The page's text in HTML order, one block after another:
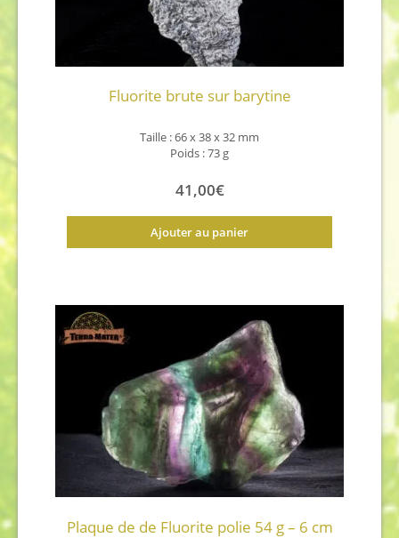
Fluorite brute sur barytine
Taille : 66 x 38 x 32 mm
Poids : 73 g
41,00€
Ajouter au panier
Plaque de de Fluorite polie 54 g – 6 cm